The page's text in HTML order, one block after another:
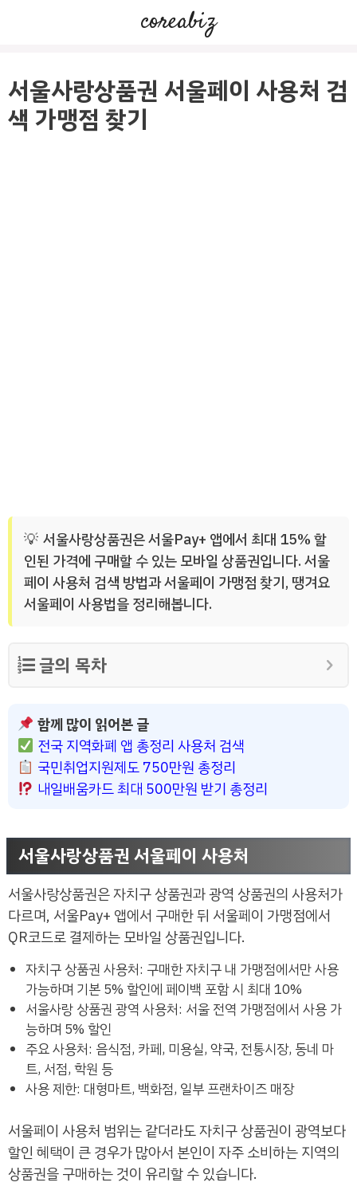
건
너
coreabiz
서울사랑상품권 서울페이 사용처 검
색 가맹점 찾기
서울사랑상품권은 서울Pay+ 앱에서 최대 15% 할
인된 가격에 구매할 수 있는 모바일 상품권입니다. 서울
페이 사용처 검색 방법과 서울페이 가맹점 찾기, 땡겨요
서울페이 사용법을 정리해봅니다.
글의 목차
함께 많이 읽어본 글
전국 지역화폐 앱 총정리 사용처 검색
국민취업지원제도 750만원 총정리
내일배움카드 최대 500만원 받기 총정리
서울사랑상품권 서울페이 사용처
서울사랑상품권은 자치구 상품권과 광역 상품권의 사용처가
다르며, 서울Pay+ 앱에서 구매한 뒤 서울페이 가맹점에서
QR코드로 결제하는 모바일 상품권입니다.
자치구 상품권 사용처: 구매한 자치구 내 가맹점에서만 사용
가능하며 기본 5% 할인에 페이백 포함 시 최대 10%
서울사랑 상품권 광역 사용처: 서울 전역 가맹점에서 사용 가
능하며 5% 할인
주요 사용처: 음식점, 카페, 미용실, 약국, 전통시장, 동네 마
트, 서점, 학원 등
사용 제한: 대형마트, 백화점, 일부 프랜차이즈 매장
서울페이 사용처 범위는 같더라도 자치구 상품권이 광역보다
할인 혜택이 큰 경우가 많아서 본인이 자주 소비하는 지역의
상품권을 구매하는 것이 유리할 수 있습니다.